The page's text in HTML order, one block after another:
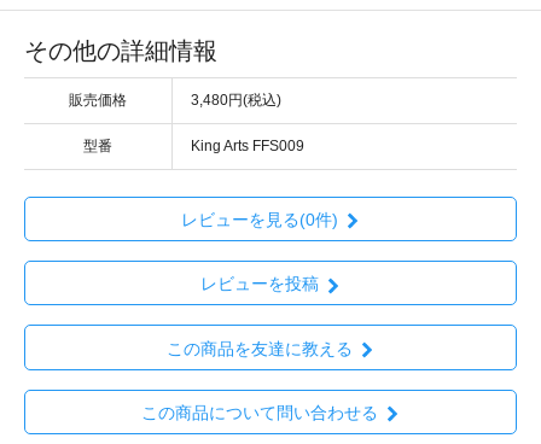
その他の詳細情報
販売価格 3,480円(税込)
型番 King Arts FFS009
レビューを見る(0件)
レビューを投稿
この商品を友達に教える
この商品について問い合わせる